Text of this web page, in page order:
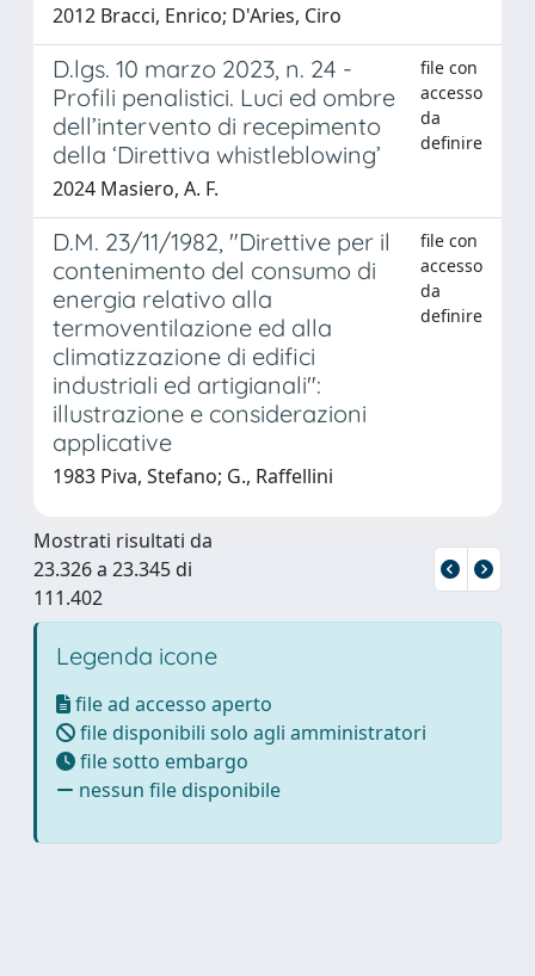
2012 Bracci, Enrico; D'Aries, Ciro
D.lgs. 10 marzo 2023, n. 24 -
Profili penalistici. Luci ed ombre
dell’intervento di recepimento
della ‘Direttiva whistleblowing’
file con
accesso
da
definire
2024 Masiero, A. F.
D.M. 23/11/1982, "Direttive per il
contenimento del consumo di
energia relativo alla
termoventilazione ed alla
climatizzazione di edifici
industriali ed artigianali":
illustrazione e considerazioni
applicative
file con
accesso
da
definire
1983 Piva, Stefano; G., Raffellini
Mostrati risultati da
23.326 a 23.345 di
111.402
Legenda icone
file ad accesso aperto
file disponibili solo agli amministratori
file sotto embargo
nessun file disponibile